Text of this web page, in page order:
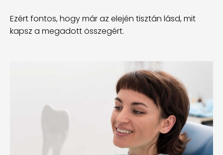
Ezért fontos, hogy már az elején tisztán lásd, mit
kapsz a megadott összegért.